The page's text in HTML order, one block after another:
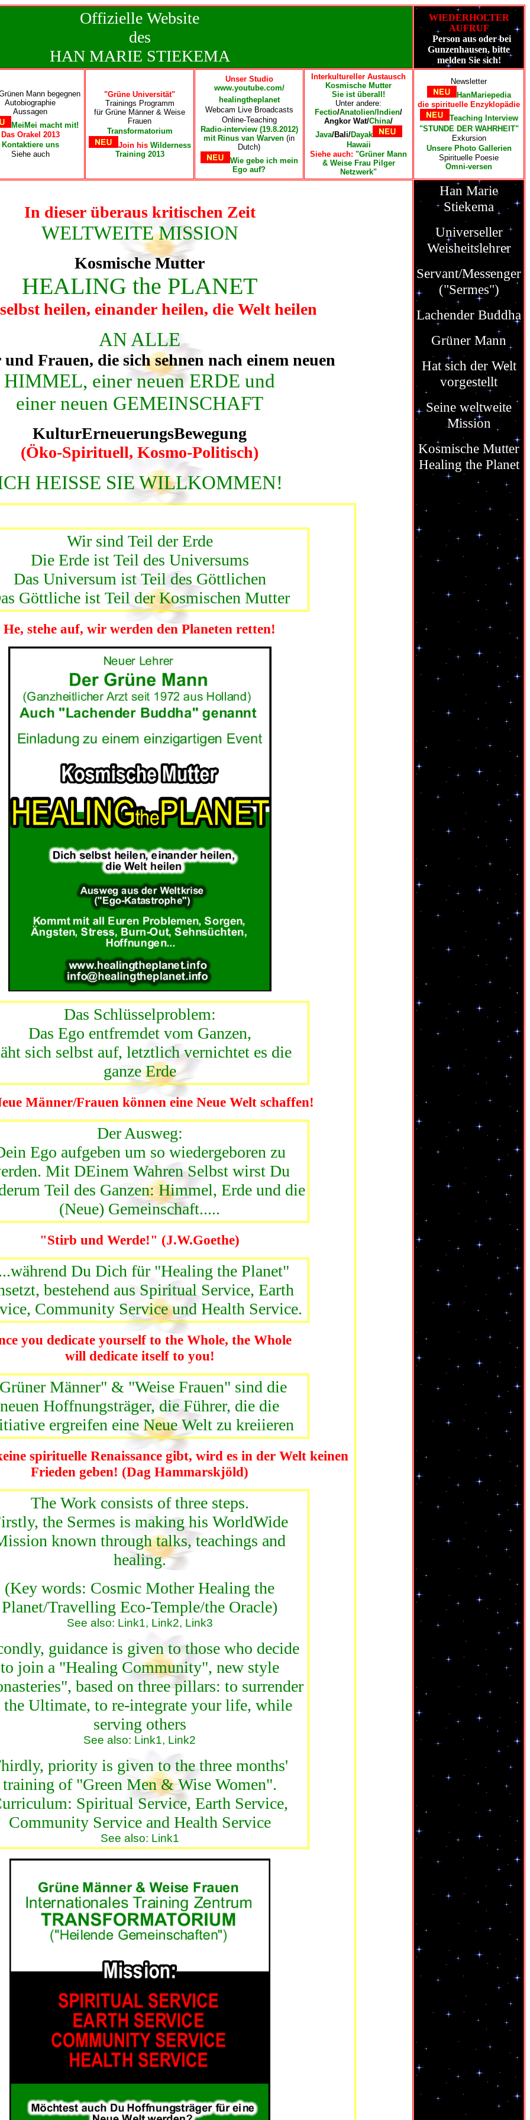
Offizielle Website
des
HAN MARIE STIEKEMA
WIEDERHOLTER
AUFRUF
Person aus oder bei
Gunzenhausen, bitte
melden Sie sich!
Mann begegnen
Autobiographie
Aussagen
MeiMei macht mit!
Das Orakel 2013
Kontaktiere uns
Siehe auch
"Grüne Universität"
Trainings Programm
für Grüne Männer & Weise
Frauen
Transformatorium
Join hisWilderness
Training 2013
Unser Studio
www.youtube.com/
healingtheplanet
Webcam Live Broadcasts
Online-Teaching
Radio-interview (19.8.2012)
mit Rinus van Warven (in
Dutch)
Wie gebe ich mein
Ego auf?
Interkultureller Austausch
Kosmische Mutter
Sie ist überall!
Unter andere:
Fectio/Anatolien/ Indien/
Angkor Wat/China/
Java/Bali/Dayak
Hawaii
Siehe auch: "Grüner Mann
& Weise Frau Pilger
Netzwerk"
Newsletter
HanMariepedia
die spirituelle Enzyklopädie
Teaching Interview
"STUNDE DER WAHRHEIT"
Exkursion
Unsere Photo Gallerien
Spirituelle Poesie
Omni-versen
In dieser überaus kritischen Zeit
WELTWEITE MISSION
Kosmische Mutter
HEALING the PLANET
heilen, einander heilen, die Welt heilen
AN ALLE
Frauen, die sich sehnen nach einem neuen
HIMMEL, einer neuen ERDE und
einer neuen GEMEINSCHAFT
KulturErneuerungsBewegung
(Öko-Spirituell, Kosmo-Politisch)
HEISSE SIE WILLKOMMEN!
Wir sind Teil der Erde
Die Erde ist Teil des Universums
Das Universum ist Teil des Göttlichen
Göttliche ist Teil der Kosmischen Mutter
He, stehe auf, wir werden den Planeten retten!
Das Schlüsselproblem:
Das Ego entfremdet vom Ganzen,
sich selbst auf, letztlich vernichtet es die
ganze Erde
Männer/Frauen können eine Neue Welt schaffen!
Der Ausweg:
Ego aufgeben um so wiedergeboren zu
Mit DEinem Wahren Selbst wirst Du
Teil des Ganzen: Himmel, Erde und die
(Neue) Gemeinschaft.....
"Stirb und Werde!" (J.W.Goethe)
Du Dich für "Healing the Planet"
bestehend aus Spiritual Service, Earth
Community Service und Health Service.
you dedicate yourself to the Whole, the Whole
will dedicate itself to you!
Männer" & "Weise Frauen" sind die
neuen Hoffnungsträger, die Führer, die die
ergreifen eine Neue Welt zu kreiieren
spirituelle Renaissance gibt, wird es in der Welt keinen
Frieden geben! (Dag Hammarskjöld)
The Work consists of three steps.
the Sermes is making his WorldWide
known through talks, teachings and
healing.
(Key words: Cosmic Mother Healing the
Planet/Travelling Eco-Temple/the Oracle)
See also: Link1, Link2, Link3
guidance is given to those who decide
to join a "Healing Community", new style
based on three pillars: to surrender
the Ultimate, to re-integrate your life, while
serving others
See also: Link1, Link2
priority is given to the three months'
training of "Green Men & Wise Women".
Spiritual Service, Earth Service,
Community Service and Health Service
See also: Link1
Han Marie
Stiekema
Universeller
Weisheitslehrer
Servant/Messenger
("Sermes")
Lachender Buddha
Grüner Mann
Hat sich der Welt
vorgestellt
Seine weltweite
Mission
Kosmische Mutter
Healing the Planet